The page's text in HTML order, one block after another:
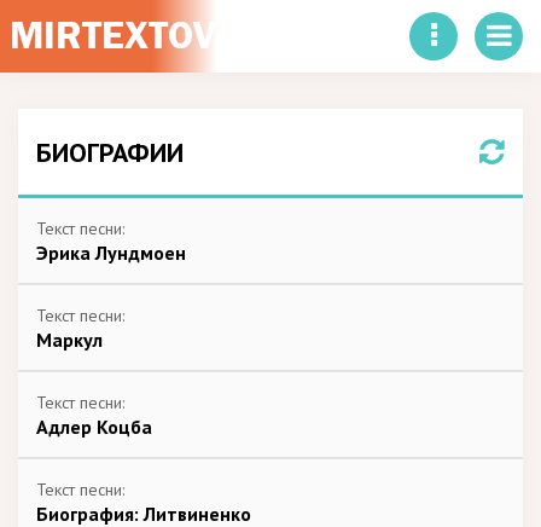
БИОГРАФИИ
Текст песни:
Эрика Лундмоен
Текст песни:
Маркул
Текст песни:
Адлер Коцба
Текст песни:
Биография: Литвиненко